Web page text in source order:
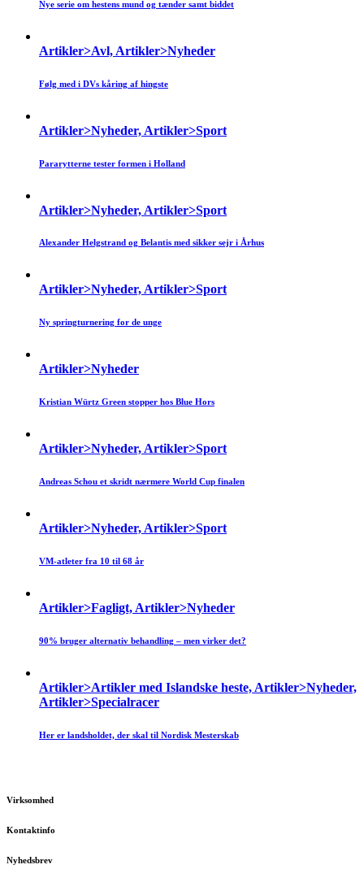
Nye serie om hestens mund og tænder samt biddet
Artikler>Avl, Artikler>Nyheder
Følg med i DVs kåring af hingste
Artikler>Nyheder, Artikler>Sport
Pararytterne tester formen i Holland
Artikler>Nyheder, Artikler>Sport
Alexander Helgstrand og Belantis med sikker sejr i Århus
Artikler>Nyheder, Artikler>Sport
Ny springturnering for de unge
Artikler>Nyheder
Kristian Würtz Green stopper hos Blue Hors
Artikler>Nyheder, Artikler>Sport
Andreas Schou et skridt nærmere World Cup finalen
Artikler>Nyheder, Artikler>Sport
VM-atleter fra 10 til 68 år
Artikler>Fagligt, Artikler>Nyheder
90% bruger alternativ behandling – men virker det?
Artikler>Artikler med Islandske heste, Artikler>Nyheder,
Artikler>Specialracer
Her er landsholdet, der skal til Nordisk Mesterskab
Virksomhed
Kontaktinfo
Nyhedsbrev